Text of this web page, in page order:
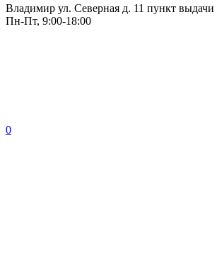
Владимир ул. Северная д. 11 пункт выдачи
Пн-Пт, 9:00-18:00
0